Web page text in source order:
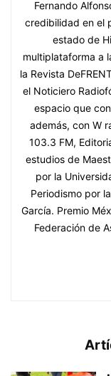
Fernando
credibilidad en el
estado de
multiplataforma a
la Revista
el Noticiero
espacio que
además, con W
103.3 FM,
estudios de
por la
Periodismo por
García. Premio
Federación de